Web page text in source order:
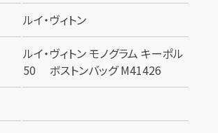
ルイ・ヴィトン
ルイ・ヴィトン モノグラム キーポル
50 ボストンバッグ M41426